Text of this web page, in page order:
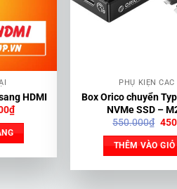
HDMI
₫Giá
hiện
PHỤ KIỆN CÁC
Box Orico chuyển
NVMe SSD –
550.000₫ Giá
là:
THÊM VÀO GIỎ